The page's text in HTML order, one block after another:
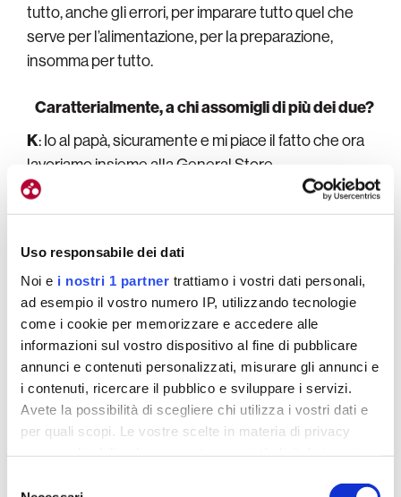
Uso responsabile dei dati
Noi e i nostri 1 partner trattiamo i vostri dati personali,
ad esempio il vostro numero IP, utilizzando tecnologie
come i cookie per memorizzare e accedere alle
informazioni sul vostro dispositivo al fine di pubblicare
annunci e contenuti personalizzati, misurare gli annunci e
i contenuti, ricercare il pubblico e sviluppare i servizi.
Avete la possibilità di scegliere chi utilizza i vostri dati e
per quali scopi. Le vostre scelte in materia di privacy
tutto, anche gli errori, per imparare tutto quel che
serve per l’alimentazione, per la preparazione,
insomma per tutto.
Caratterialmente, a chi assomigli di più dei due?
K: Io al papà, sicuramente e mi piace il fatto che ora
lavoriamo insieme alla General Store.
P: Io alla mamma, senza ombra di dubbio,